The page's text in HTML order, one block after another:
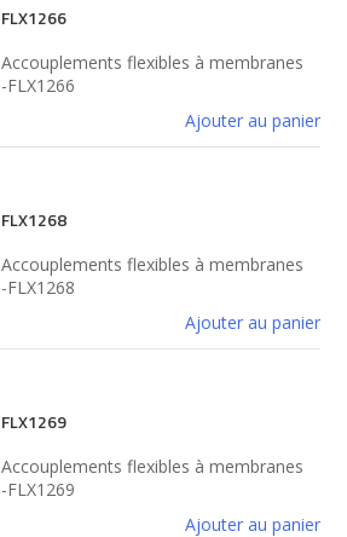
FLX1266
Accouplements flexibles à membranes
-FLX1266
Ajouter au panier
FLX1268
Accouplements flexibles à membranes
-FLX1268
Ajouter au panier
FLX1269
Accouplements flexibles à membranes
-FLX1269
Ajouter au panier